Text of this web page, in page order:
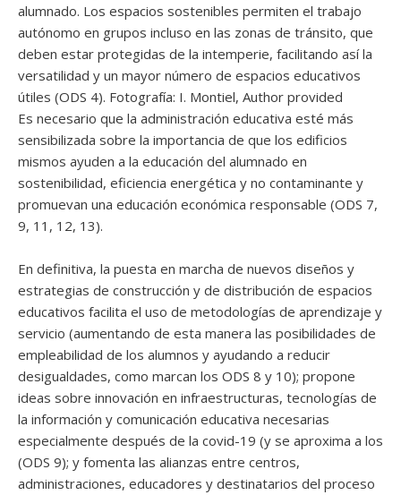
alumnado. Los espacios sostenibles permiten el trabajo
autónomo en grupos incluso en las zonas de tránsito, que
deben estar protegidas de la intemperie, facilitando así la
versatilidad y un mayor número de espacios educativos
útiles (ODS 4). Fotografía: I. Montiel, Author provided
Es necesario que la administración educativa esté más
sensibilizada sobre la importancia de que los edificios
mismos ayuden a la educación del alumnado en
sostenibilidad, eficiencia energética y no contaminante y
promuevan una educación económica responsable (ODS 7,
9, 11, 12, 13).
En definitiva, la puesta en marcha de nuevos diseños y
estrategias de construcción y de distribución de espacios
educativos facilita el uso de metodologías de aprendizaje y
servicio (aumentando de esta manera las posibilidades de
empleabilidad de los alumnos y ayudando a reducir
desigualdades, como marcan los ODS 8 y 10); propone
ideas sobre innovación en infraestructuras, tecnologías de
la información y comunicación educativa necesarias
especialmente después de la covid-19 (y se aproxima a los
(ODS 9); y fomenta las alianzas entre centros,
administraciones, educadores y destinatarios del proceso